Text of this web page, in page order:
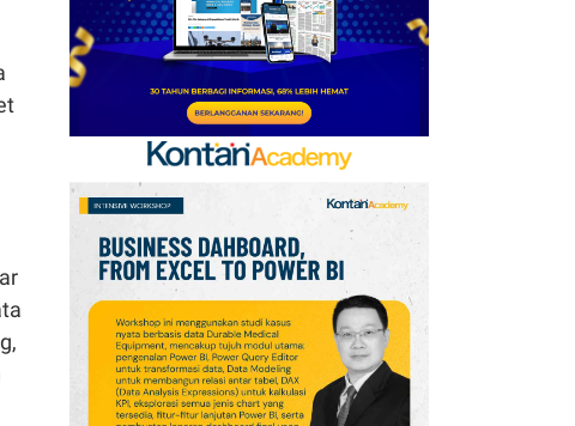
7
Klasemen Grup A Piala
AFF 2026: Ini Skenario
Indonesia Lolos ke
Semifinal
8
FIFA Akhirnya Cairkan
Hadiah Timnas Yordania
yang Tertunda 8 Bulan
9
Promo Alfamart Murah
Banget 7–13 Agustus
2026, Sunlight hingga
Bebelac Diskon